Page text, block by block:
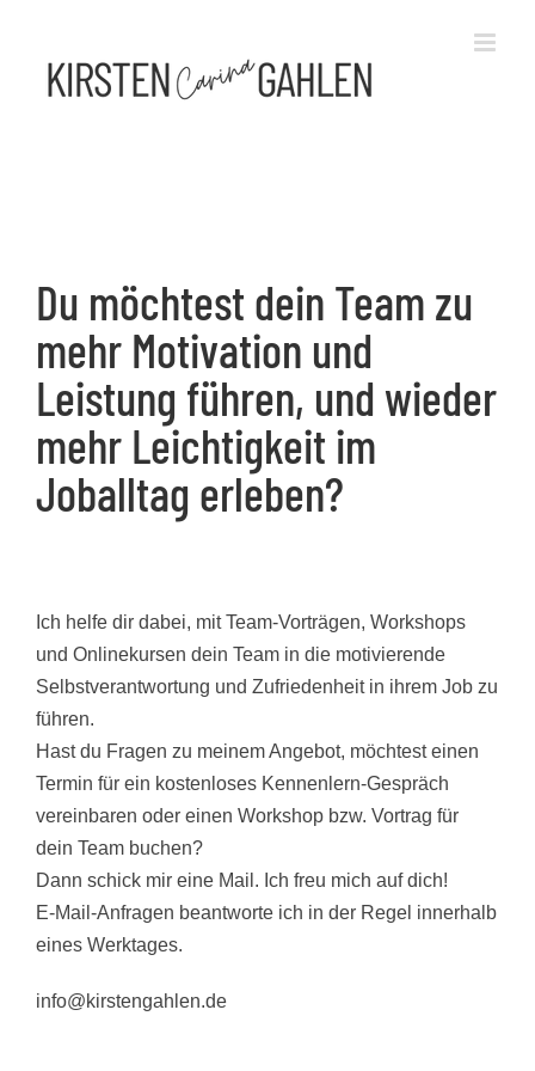
springen
Du möchtest dein Team zu
mehr Motivation und
Leistung führen, und wieder
mehr Leichtigkeit im
Joballtag erleben?
Ich helfe dir dabei, mit Team-Vorträgen, Workshops
und Onlinekursen dein Team in die motivierende
Selbstverantwortung und Zufriedenheit in ihrem Job zu
führen.
Hast du Fragen zu meinem Angebot, möchtest einen
Termin für ein kostenloses Kennenlern-Gespräch
vereinbaren oder einen Workshop bzw. Vortrag für
dein Team buchen?
Dann schick mir eine Mail. Ich freu mich auf dich!
E-Mail-Anfragen beantworte ich in der Regel innerhalb
eines Werktages.
info@kirstengahlen.de